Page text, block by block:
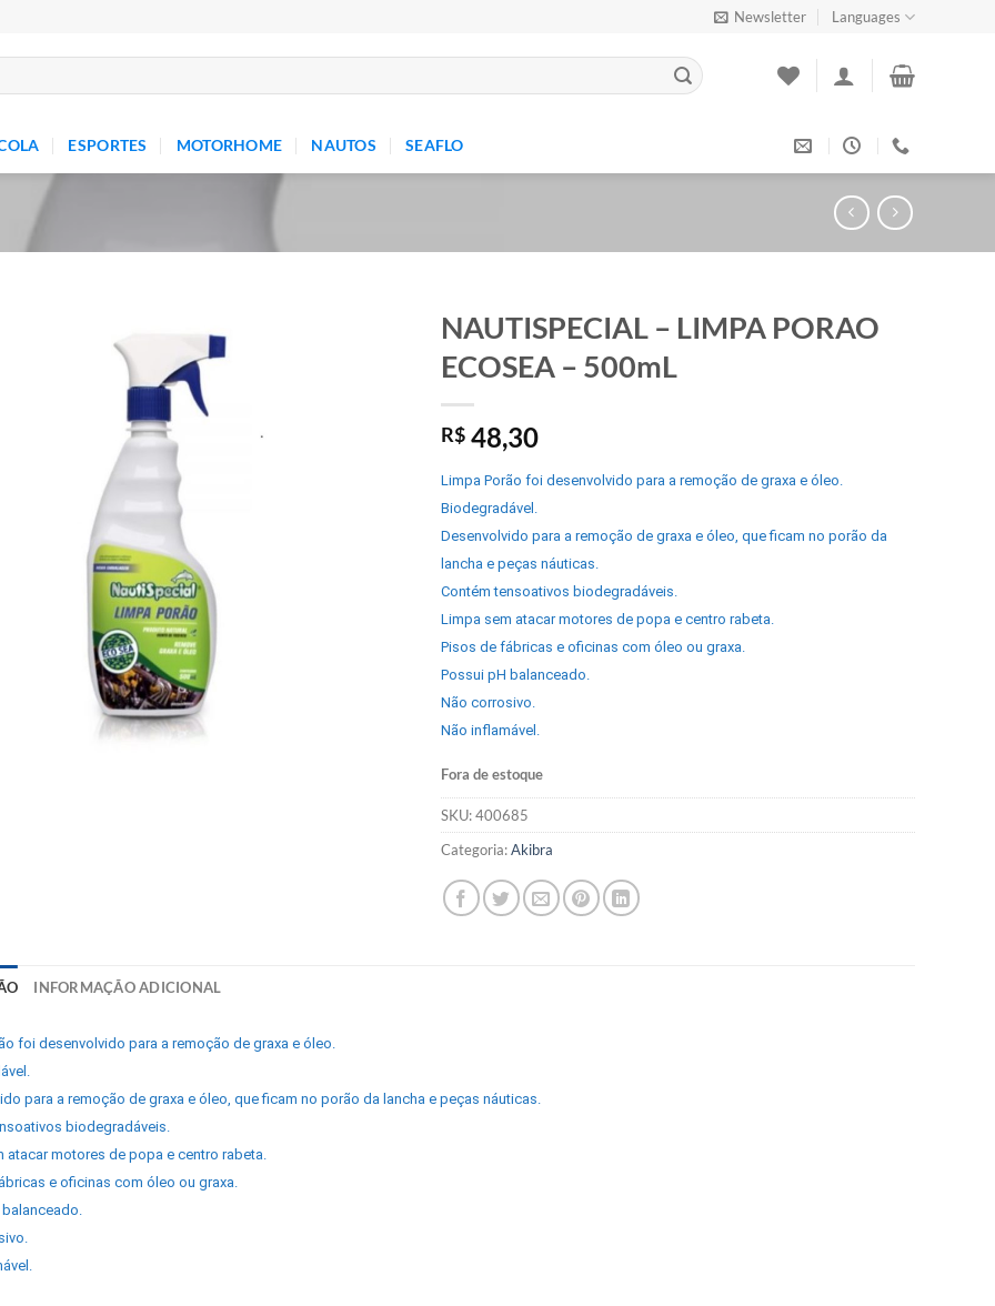
Newsletter Languages
ESPORTES MOTORHOME NAUTOS SEAFLO
NAUTISPECIAL – LIMPA PORAO
ECOSEA – 500mL
R$ 48,30
Limpa Porão foi desenvolvido para a remoção de graxa e óleo.
Biodegradável.
Desenvolvido para a remoção de graxa e óleo, que ficam no porão da
lancha e peças náuticas.
Contém tensoativos biodegradáveis.
Limpa sem atacar motores de popa e centro rabeta.
Pisos de fábricas e oficinas com óleo ou graxa.
Possui pH balanceado.
Não corrosivo.
Não inflamável.
Fora de estoque
SKU:400685
Categoria:Akibra
INFORMAÇÃO ADICIONAL
foi desenvolvido para a remoção de graxa e óleo.
para a remoção de graxa e óleo, que ficam no porão da lancha e peças náuticas.
biodegradáveis.
atacar motores de popa e centro rabeta.
e oficinas com óleo ou graxa.